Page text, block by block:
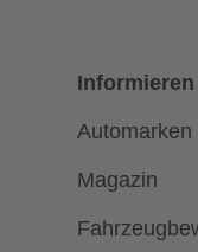
Informieren
Automarken
Magazin